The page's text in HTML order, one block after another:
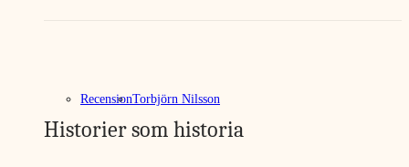
RecensionTorbjörn Nilsson
Historier som historia